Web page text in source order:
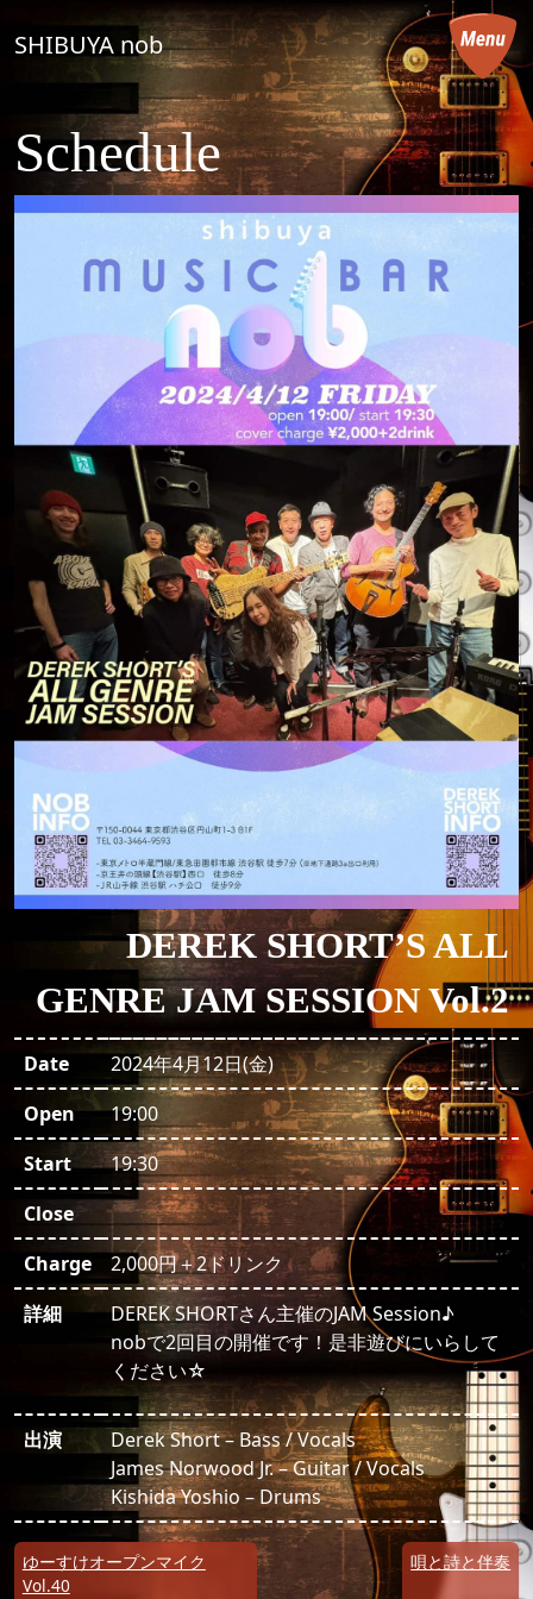
コンテンツへスキップ
メインナビゲーション
SHIBUYA nob
Schedule
DEREK SHORT’S ALL
GENRE JAM SESSION Vol.2
Date
2024年4月12日(金)
Open
19:00
Start
19:30
Close
Charge
2,000円＋2ドリンク
詳細
DEREK SHORTさん主催のJAM Session♪
nobで2回目の開催です！是非遊びにいらして
ください☆
出演
Derek Short – Bass / Vocals
James Norwood Jr. – Guitar / Vocals
Kishida Yoshio – Drums
投稿ナビゲーション
ゆーすけオープンマイク
Vol.40
唄と詩と伴奏